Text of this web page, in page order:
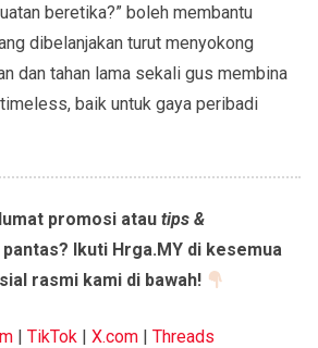
beretika?” boleh membantu
dibelanjakan turut menyokong
dan tahan lama sekali gus membina
baik untuk gaya peribadi
promosi atau tips &
Ikuti Hrga.MY di kesemua
rasmi kami di bawah!
| TikTok | X.com | Threads